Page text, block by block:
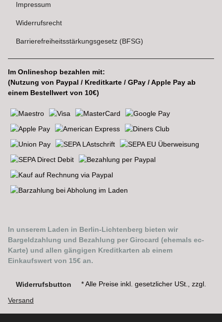
Impressum
Widerrufsrecht
Barrierefreiheitsstärkungsgesetz (BFSG)
Im Onlineshop bezahlen mit:
(Nutzung von Paypal / Kreditkarte / GPay / Apple Pay ab
einem Bestellwert von 10€)
In unserem Laden in Berlin-Lichtenberg bieten wir
Bargeldzahlung und Bezahlung per Girocard (ehemals ec-
Karte) und allen gängigen Kreditkarten ab einem
Einkaufswert von 15€ an.
Widerrufsbutton * Alle Preise inkl. gesetzlicher USt., zzgl.
Versand